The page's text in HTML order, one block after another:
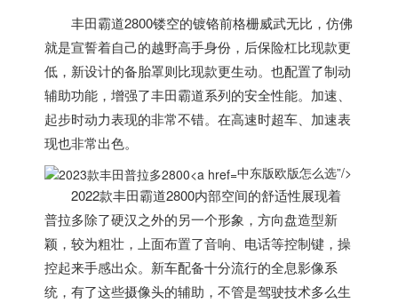
丰田霸道2800镂空的镀铬前格栅威武无比，仿佛
就是宣誓着自己的越野高手身份，后保险杠比现款更
低，新设计的备胎罩则比现款更生动。也配置了制动
辅助功能，增强了丰田霸道系列的安全性能。加速、
起步时动力表现的非常不错。在高速时超车、加速表
现也非常出色。
中东版欧版怎么选”/>
2022款丰田霸道2800内部空间的舒适性展现着
普拉多除了硬汉之外的另一个形象，方向盘造型新
颖，较为粗壮，上面布置了音响、电话等控制键，操
控起来手感出众。新车配备十分流行的全息影像系
统，有了这些摄像头的辅助，不管是驾驶技术多么生